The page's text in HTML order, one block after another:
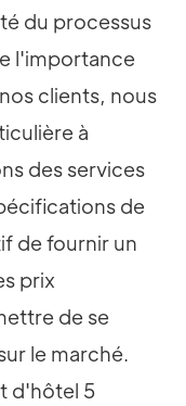
du processus
l'importance
clients, nous
à
des services
de
de fournir un
prix
de se
le marché.